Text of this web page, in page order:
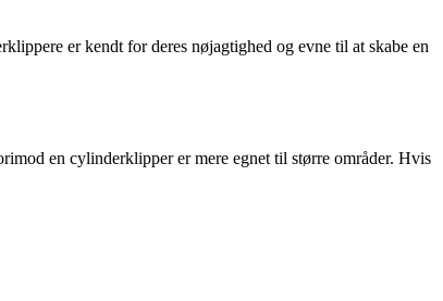
er kendt for deres nøjagtighed og evne til at skabe en
en cylinderklipper er mere egnet til større områder. Hvis